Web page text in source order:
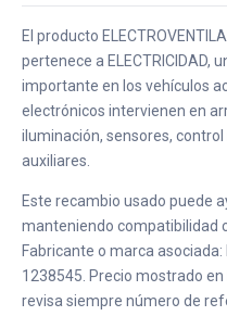
El producto
pertenece a ELECTRICIDAD,
importante en los vehículos
electrónicos intervienen en
iluminación, sensores,
auxiliares.
Este recambio usado puede
manteniendo compatibilidad
Fabricante o marca
1238545. Precio mostrado
revisa siempre número de